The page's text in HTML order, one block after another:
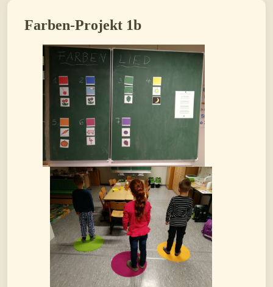
Farben-Projekt 1b